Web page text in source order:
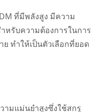
ที่มีพลังสูง มีความ
หรับความต้องการในการ
ทำให้เป็นตัวเลือกที่ยอด
วามแม่นยำสูงซึ่งใช้สกรู